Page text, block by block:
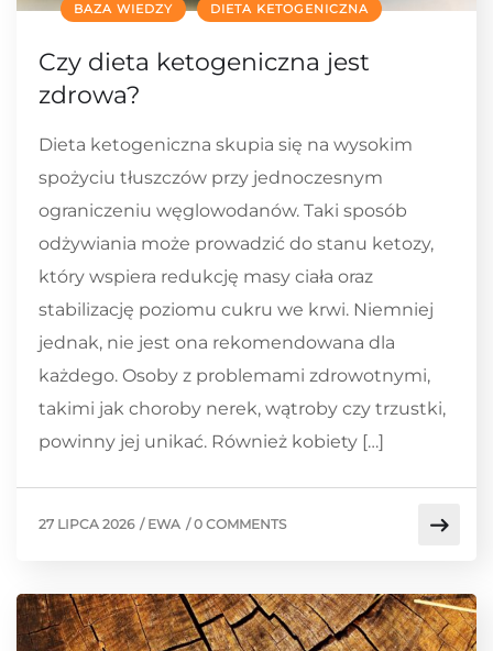
BAZA WIEDZY DIETA KETOGENICZNA
Czy dieta ketogeniczna jest
zdrowa?
Dieta ketogeniczna skupia się na wysokim
spożyciu tłuszczów przy jednoczesnym
ograniczeniu węglowodanów. Taki sposób
odżywiania może prowadzić do stanu ketozy,
który wspiera redukcję masy ciała oraz
stabilizację poziomu cukru we krwi. Niemniej
jednak, nie jest ona rekomendowana dla
każdego. Osoby z problemami zdrowotnymi,
takimi jak choroby nerek, wątroby czy trzustki,
powinny jej unikać. Również kobiety […]
27 LIPCA 2026 / EWA /0 COMMENTS